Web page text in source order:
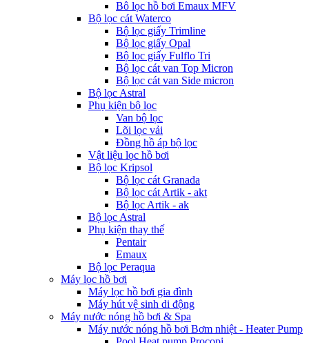
Bô lọc hồ bơi Emaux MFV
Bộ lọc cát Waterco
Bộ lọc giấy Trimline
Bộ lọc giấy Opal
Bộ lọc giấy Fulflo Tri
Bộ lọc cát van Top Micron
Bộ lọc cát van Side micron
Bộ lọc Astral
Phụ kiện bộ lọc
Van bộ lọc
Lõi lọc vải
Đồng hồ áp bộ lọc
Vật liệu lọc hồ bơi
Bộ lọc Kripsol
Bộ lọc cát Granada
Bộ lọc cát Artik - akt
Bộ lọc Artik - ak
Bộ lọc Astral
Phụ kiện thay thế
Pentair
Emaux
Bộ lọc Peraqua
Máy lọc hồ bơi
Máy lọc hồ bơi gia đình
Máy hút vệ sinh di động
Máy nước nóng hồ bơi & Spa
Máy nước nóng hồ bơi Bơm nhiệt - Heater Pump